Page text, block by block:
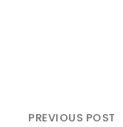
PREVIOUS POST